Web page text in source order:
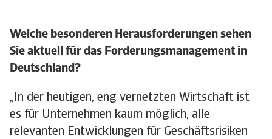
Welche besonderen Herausforderungen sehen
Sie aktuell für das Forderungsmanagement in
Deutschland?
„In der heutigen, eng vernetzten Wirtschaft ist
es für Unternehmen kaum möglich, alle
relevanten Entwicklungen für Geschäftsrisiken